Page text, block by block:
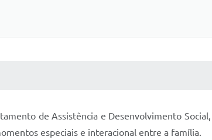
de Assistência e Desenvolvimento
especiais e interacional entre a família.